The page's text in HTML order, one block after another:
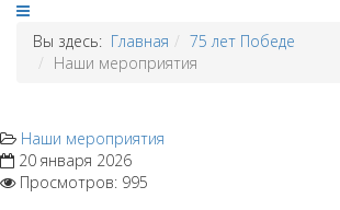
Вы здесь: Главная
75 лет Победе
Наши мероприятия
Наши мероприятия
20 января 2026
Просмотров: 995